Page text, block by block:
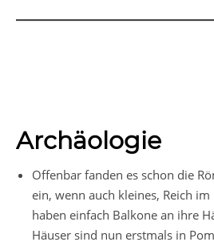
Archäologie
Offenbar fanden es schon die
ein, wenn auch kleines, Reich
haben einfach Balkone an ihre
Häuser sind nun erstmals in